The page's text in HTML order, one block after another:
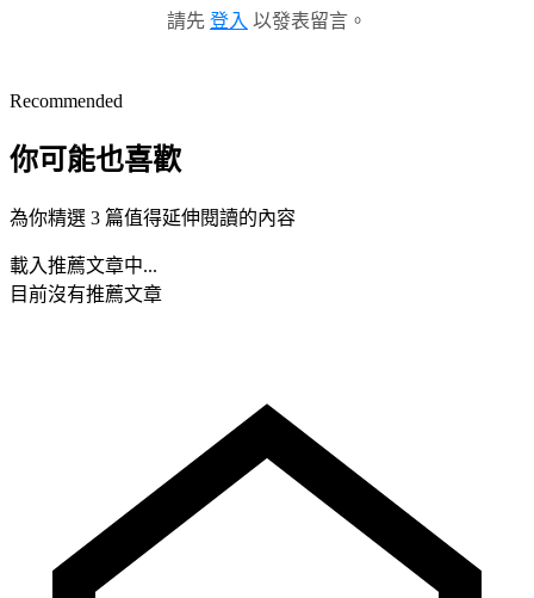
請先 登入 以發表留言。
Recommended
你可能也喜歡
為你精選 3 篇值得延伸閱讀的內容
載入推薦文章中...
目前沒有推薦文章